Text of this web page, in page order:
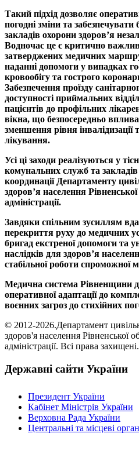
Такий підхід дозволяє
погодні зміни та забезпечувати
закладів охорони здоров’я
Водночас це є критично
затверджених медичних
наданні допомоги у випадках
кровообігу та гострого
Забезпечення проїзду
доступності приймальних
пацієнтів до профільних
вікна, що безпосередньо
зменшення рівня
лікування.
Усі ці заходи реалізуються у
комунальних служб та закладів
координації Департаменту
здоров’я населення
адміністрації.
Завдяки спільним зусиллям
перекриття руху до медичних
бригад екстреної допомоги та
наслідків для здоров’я
стабільної роботи спроможної
Медична система Рівненщини
оперативної адаптації до
воєнних загроз до стихійних
© 2012-2026.Департамент
здоров'я населення Рівненської
адміністрації. Всі права захищені.
Державні сайти України
Президент України
Кабінет Міністрів України
Верховна Рада України
Центральні та місцеві